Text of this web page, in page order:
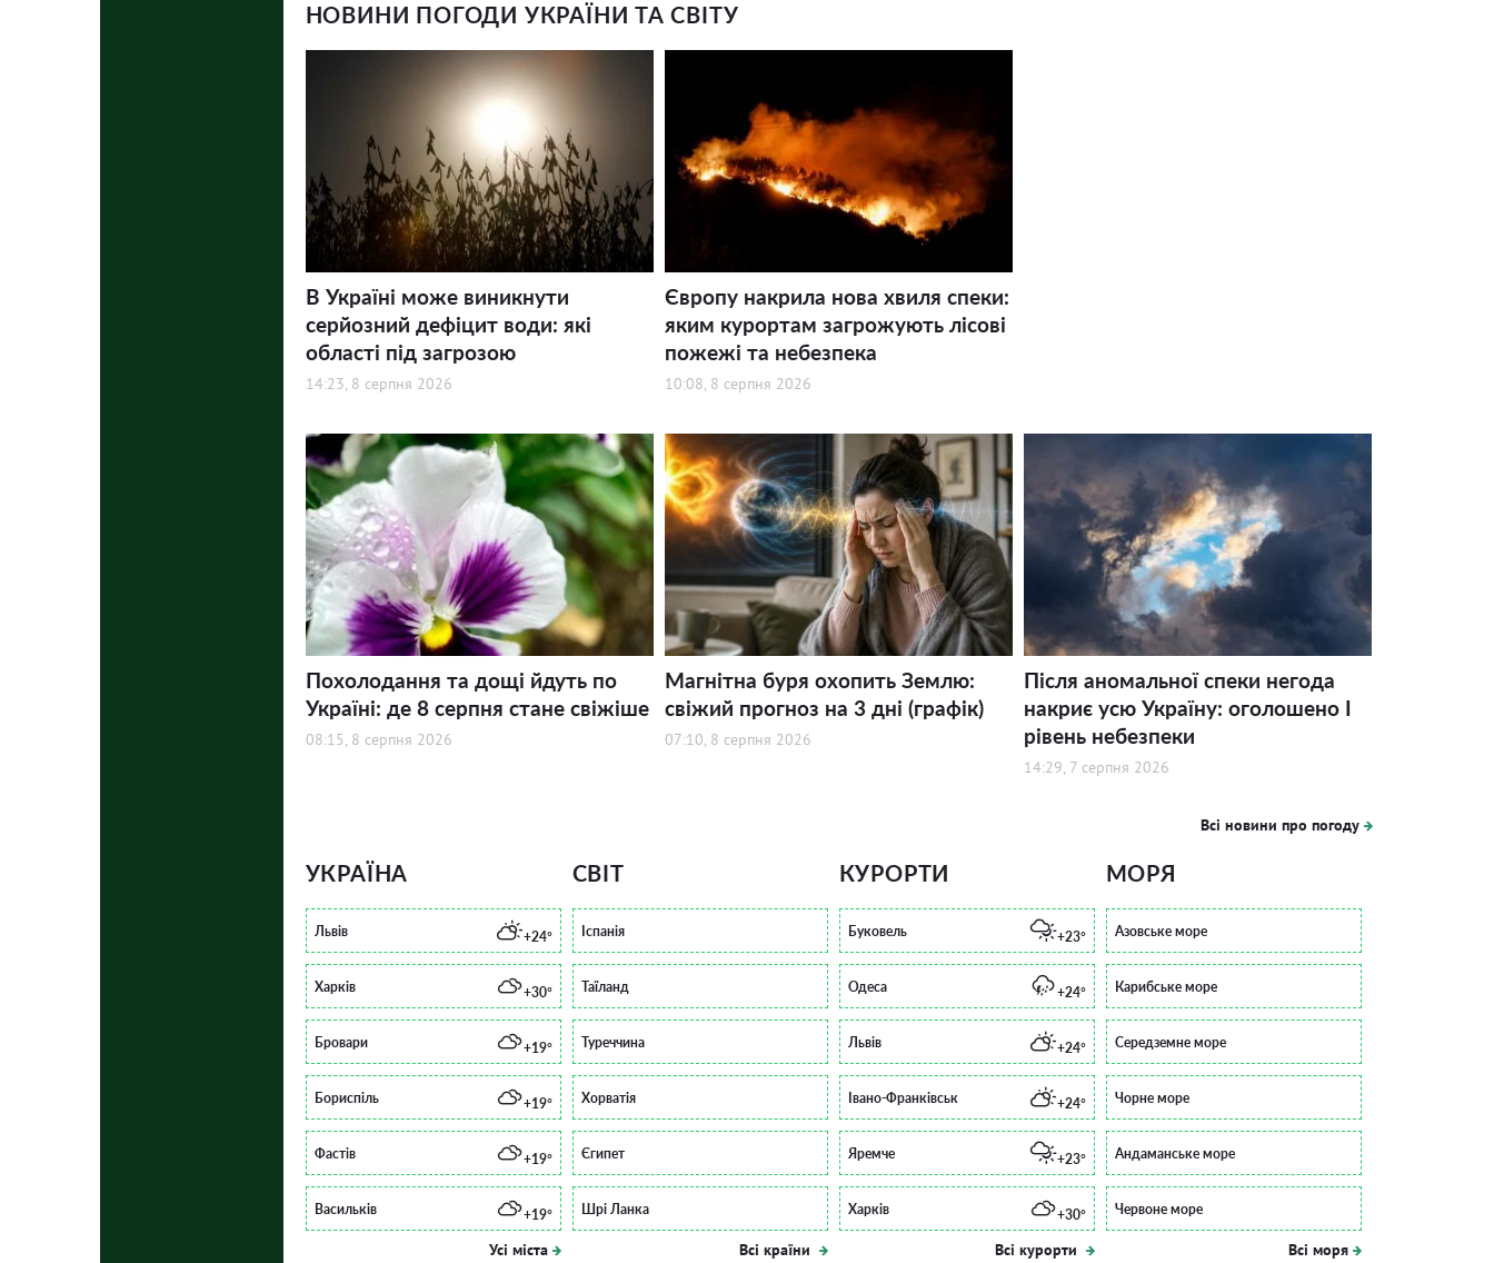
НОВИНИ ПОГОДИ УКРАЇНИ ТА СВІТУ
В Україні може виникнути
серйозний дефіцит води: які
області під загрозою
14:23, 8 серпня 2026
Європу накрила нова хвиля спеки:
яким курортам загрожують лісові
пожежі та небезпека
10:08, 8 серпня 2026
Похолодання та дощі йдуть по
Україні: де 8 серпня стане свіжіше
08:15, 8 серпня 2026
Магнітна буря охопить Землю:
свіжий прогноз на 3 дні (графік)
07:10, 8 серпня 2026
Після аномальної спеки негода
накриє усю Україну: оголошено І
рівень небезпеки
14:29, 7 серпня 2026
Всі новини про погоду
УКРАЇНА
Львів +24°
Харків +30°
Бровари +19°
Бориспіль +19°
Фастів +19°
Васильків +19°
Усі міста
СВІТ
Іспанія
Таїланд
Туреччина
Хорватія
Єгипет
Шрі Ланка
Всі країни
КУРОРТИ
Буковель +23°
Одеса +24°
Львів +24°
Івано-Франківськ +24°
Яремче +23°
Харків +30°
Всі курорти
МОРЯ
Азовське море
Карибське море
Середземне море
Чорне море
Андаманське море
Червоне море
Всі моря